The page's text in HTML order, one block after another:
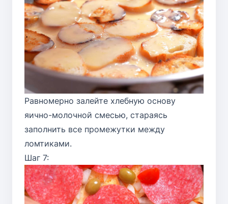
Равномерно залейте хлебную основу
яично-молочной смесью, стараясь
заполнить все промежутки между
ломтиками.
Шаг 7: